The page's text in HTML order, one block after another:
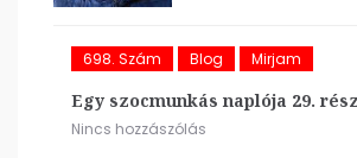
698. Szám Blog Mirjam
Egy szocmunkás naplója 29. rész
Nincs hozzászólás